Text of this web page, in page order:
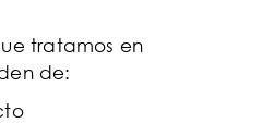
tratamos en
de: